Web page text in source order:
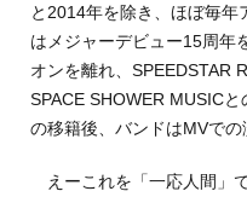
と2014年を除き、ほぼ毎年
はメジャーデビュー15周年
オンを離れ、SPEEDSTAR
SPACE SHOWER MUSIC
の移籍後、バンドはMVでの
えーこれを「一応人間」